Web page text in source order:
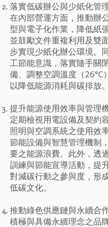
落實低碳辦公與少紙化管
在內部營運方面，推動辦
型與電子化作業，降低紙
並鼓勵文件重複利用及雙
步實現少紙化辦公環境。
工節能意識，落實隨手關
備、調整空調溫度（26°C
以降低能源消耗與碳排放。
提升能源使用效率與管理
定期檢視用電設備及契約
照明與空調系統之使用效
節能設備與智慧管理機制
要之能源浪費。此外，透
訓練與節能宣導活動，提
對減碳行動之參與度，形
低碳文化。
推動綠色供應鏈與永續合
積極與具備永續理念之品